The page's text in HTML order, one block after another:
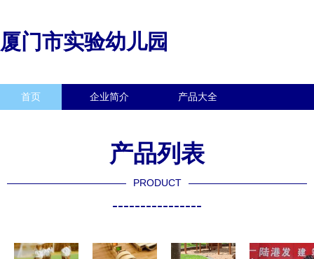
厦门市实验幼儿园
首页 企业简介 产品大全
产品列表
PRODUCT
----------------